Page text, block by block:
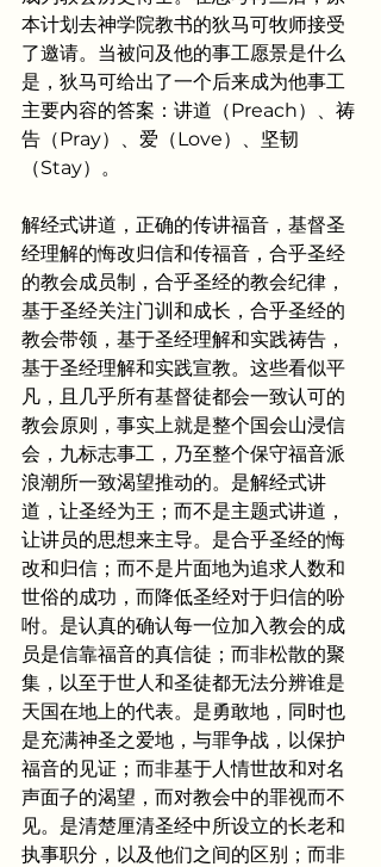
本计划去神学院教书的狄马可牧师接受
了邀请。当被问及他的事工愿景是什么
是，狄马可给出了一个后来成为他事工
主要内容的答案：讲道（Preach）、祷
告（Pray）、爱（Love）、坚韧
（Stay）。
解经式讲道，正确的传讲福音，基督圣
经理解的悔改归信和传福音，合乎圣经
的教会成员制，合乎圣经的教会纪律，
基于圣经关注门训和成长，合乎圣经的
教会带领，基于圣经理解和实践祷告，
基于圣经理解和实践宣教。这些看似平
凡，且几乎所有基督徒都会一致认可的
教会原则，事实上就是整个国会山浸信
会，九标志事工，乃至整个保守福音派
浪潮所一致渴望推动的。是解经式讲
道，让圣经为王；而不是主题式讲道，
让讲员的思想来主导。是合乎圣经的悔
改和归信；而不是片面地为追求人数和
世俗的成功，而降低圣经对于归信的吩
咐。是认真的确认每一位加入教会的成
员是信靠福音的真信徒；而非松散的聚
集，以至于世人和圣徒都无法分辨谁是
天国在地上的代表。是勇敢地，同时也
是充满神圣之爱地，与罪争战，以保护
福音的见证；而非基于人情世故和对名
声面子的渴望，而对教会中的罪视而不
见。是清楚厘清圣经中所设立的长老和
执事职分，以及他们之间的区别；而非